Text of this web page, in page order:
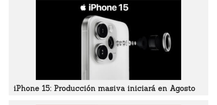
iPhone 15: Producción masiva iniciará en Agosto